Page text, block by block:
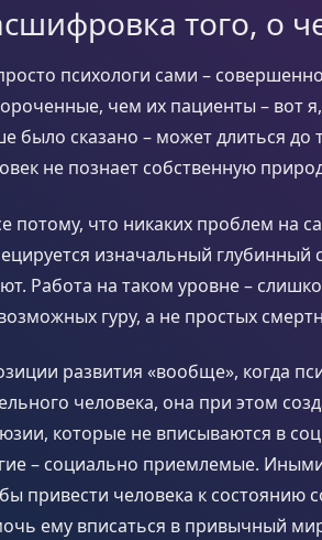
того, о
психологи сами –
чем их пациенты – вот
было сказано – может длиться до
не познает собственную
потому, что никаких проблем на
изначальный глубинный
Работа на таком уровне –
гуру, а не простых
развития «вообще», когда
человека, она при этом
которые не вписываются в
– социально приемлемые.
привести человека к состоянию
ему вписаться в привычный